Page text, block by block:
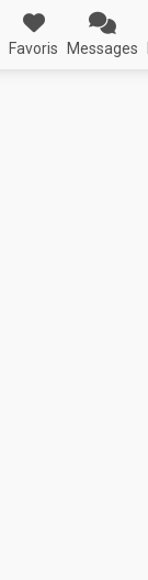
Favoris Messages